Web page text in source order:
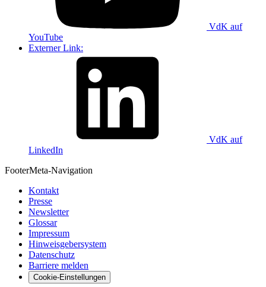
VdK auf
YouTube
Externer Link:
VdK auf
LinkedIn
FooterMeta-Navigation
Kontakt
Presse
Newsletter
Glossar
Impressum
Hinweisgebersystem
Datenschutz
Barriere melden
Cookie-Einstellungen